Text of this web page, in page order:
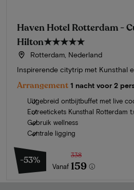
Haven Hotel Rotterdam -
Hilton★★★★★
Rotterdam, Nederland
Inspirerende citytrip met Kunsthal
Arrangement 1 nacht voor 2
Uitgebreid ontbijtbuffet met live
Entreetickets Kunsthal Rotterdam
Gebruik wellness
Centrale ligging
-53%
Vanaf
338
159